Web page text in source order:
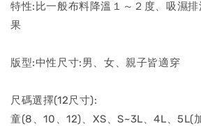
特性:比一般布料降溫１～２度、吸濕
果
版型:中性尺寸:男、女、親子皆適穿
尺碼選擇(12尺寸):
童(8、10、12)、XS、S~3L、4L、5L(